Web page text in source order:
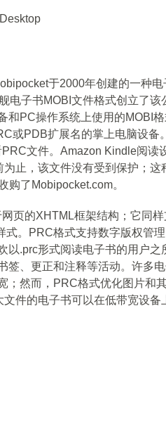
于2000年创建的一种电
电子书MOBI文件格式创立了
和PC操作系统上使用的MOBI格
或PDB扩展名的掌上电脑设备
文件。Amazon Kindle阅读
为止，该文件没有受到保护；这
购了Mobipocket.com。
页的XHTML框架结构；它同
式。PRC格式支持数字版权管
以.prc形式阅读电子书的用户之
签、更正和注释等活动。许多
；然而，PRC格式优化图片和
件的电子书可以在低带宽设备